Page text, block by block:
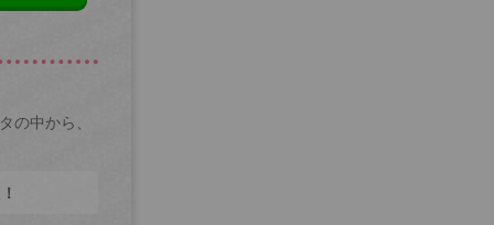
の中から、